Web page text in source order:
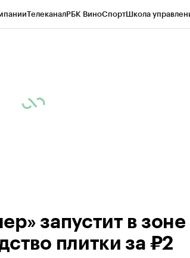
ТелеканалРБК ВиноСпортШкола
запустит в зоне
плитки за ₽2